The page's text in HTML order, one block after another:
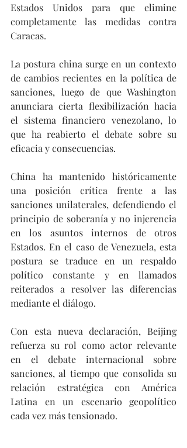
Estados Unidos para que elimine
completamente las medidas contra
Caracas.
La postura china surge en un contexto
de cambios recientes en la política de
sanciones, luego de que Washington
anunciara cierta flexibilización hacia
el sistema financiero venezolano, lo
que ha reabierto el debate sobre su
eficacia y consecuencias.
China ha mantenido históricamente
una posición crítica frente a las
sanciones unilaterales, defendiendo el
principio de soberanía y no injerencia
en los asuntos internos de otros
Estados. En el caso de Venezuela, esta
postura se traduce en un respaldo
político constante y en llamados
reiterados a resolver las diferencias
mediante el diálogo.
Con esta nueva declaración, Beijing
refuerza su rol como actor relevante
en el debate internacional sobre
sanciones, al tiempo que consolida su
relación estratégica con América
Latina en un escenario geopolítico
cada vez más tensionado.